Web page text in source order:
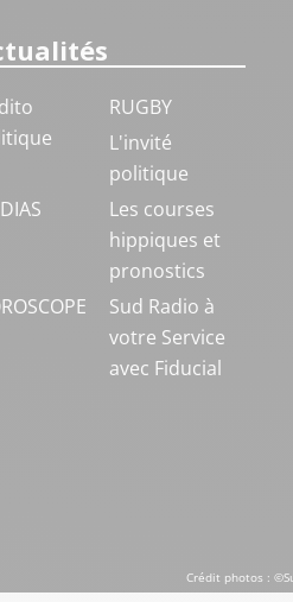
RUGBY
L'invité
politique
Les courses
hippiques et
pronostics
Sud Radio à
votre Service
avec Fiducial
Crédit photos :